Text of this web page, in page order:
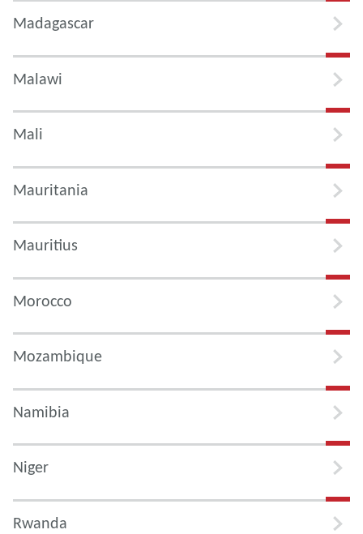
Madagascar
Malawi
Mali
Mauritania
Mauritius
Morocco
Mozambique
Namibia
Niger
Rwanda